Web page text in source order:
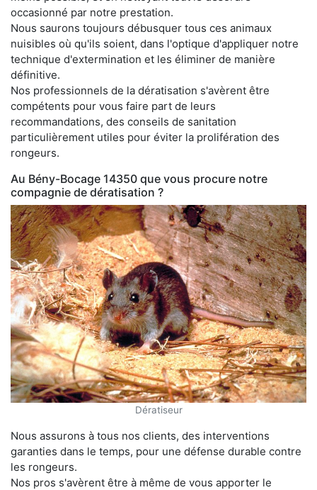
occasionné par notre prestation.
Nous saurons toujours débusquer tous ces animaux
nuisibles où qu'ils soient, dans l'optique d'appliquer notre
technique d'extermination et les éliminer de manière
définitive.
Nos professionnels de la dératisation s'avèrent être
compétents pour vous faire part de leurs
recommandations, des conseils de sanitation
particulièrement utiles pour éviter la prolifération des
rongeurs.
Au Bény-Bocage 14350 que vous procure notre
compagnie de dératisation ?
Dératiseur
Nous assurons à tous nos clients, des interventions
garanties dans le temps, pour une défense durable contre
les rongeurs.
Nos pros s'avèrent être à même de vous apporter le